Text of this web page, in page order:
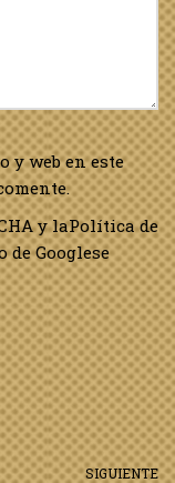
y web en este
y laPolítica de
de Googlese
SIGUIENTE